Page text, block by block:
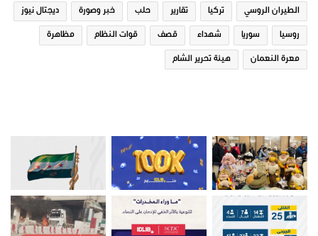
الطيران الروسي تركيا تقارير حلب خبر وصورة ديجتال نيوز
روسيا سوريا شهداء قصف قوات النظام مظاهرة
معرة النعمان هيئة تحرير الشام